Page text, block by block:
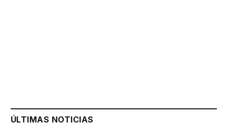
ÚLTIMAS NOTICIAS